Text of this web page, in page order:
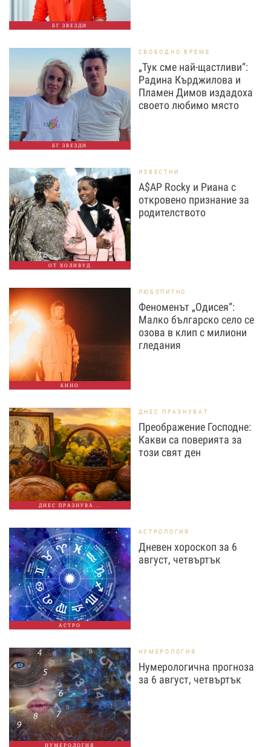
БГ ЗВЕЗДИ
БГ ЗВЕЗДИ
СВОБОДНО ВРЕМЕ
„Тук сме най-щастливи“:
Радина Кърджилова и
Пламен Димов издадоха
своето любимо място
ОТ ХОЛИВУД
ИЗВЕСТНИ
A$AP Rocky и Риана с
откровено признание за
родителството
КИНО
ЛЮБОПИТНО
Феноменът „Одисея“:
Малко българско село се
озова в клип с милиони
гледания
ДНЕС ПРАЗНУВА...
ДНЕС ПРАЗНУВАТ
Преображение Господне:
Какви са поверията за
този свят ден
АСТРО
АСТРОЛОГИЯ
Дневен хороскоп за 6
август, четвъртък
НУМЕРОЛОГИЯ
НУМЕРОЛОГИЯ
Нумерологична прогноза
за 6 август, четвъртък